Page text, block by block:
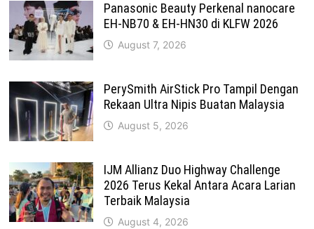
Panasonic Beauty Perkenal nanocare
EH-NB70 & EH-HN30 di KLFW 2026
August 7, 2026
PerySmith AirStick Pro Tampil Dengan
Rekaan Ultra Nipis Buatan Malaysia
August 5, 2026
IJM Allianz Duo Highway Challenge
2026 Terus Kekal Antara Acara Larian
Terbaik Malaysia
August 4, 2026